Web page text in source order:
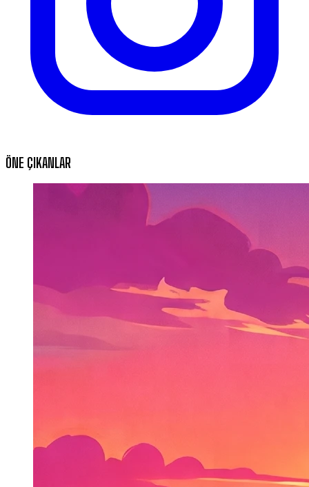
ÖNE ÇIKANLAR